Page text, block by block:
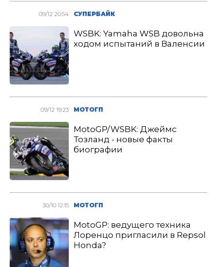
09/12 20:54 СУПЕРБАЙК
WSBK: Yamaha WSB довольна
ходом испытаний в Валенсии
09/12 19:23 МОТОГП
MotoGP/WSBK: Джеймс
Тозланд - новые факты
биографии
30/10 12:15 МОТОГП
MotoGP: ведущего техника
Лоренцо пригласили в Repsol
Honda?